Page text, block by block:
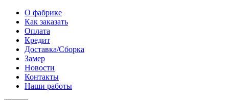
О фабрике
Как заказать
Оплата
Кредит
Доставка/Сборка
Замер
Новости
Контакты
Наши работы